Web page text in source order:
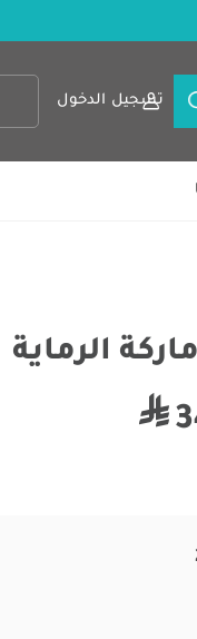
تسجيل الدخول
الرماية